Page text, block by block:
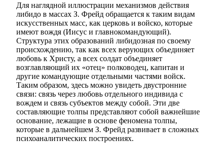
Для наглядной иллюстрации механизмов действия
либидо в массах З. Фрейд обращается к таким видам
искусственных масс, как церковь и войско, которые
имеют вождя (Иисус и главнокомандующий).
Структура этих образований либидозная по своему
происхождению, так как всех верующих объединяет
любовь к Христу, а всех солдат объединяет
возглавляющий их «отец» полководец, капитан и
другие командующие отдельными частями войск.
Таким образом, здесь можно увидеть двустронние
связи: связь через любовь отдельного индивида с
вождем и связь субъектов между собой. Эти две
составляющие толпы представляют собой важнейшие
основание, лежащие в основе феномена толпы,
которые в дальнейшем З. Фрейд развивает в сложных
психоаналитических построениях.